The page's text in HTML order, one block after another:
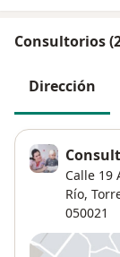
Consultorios
Dirección
Calle 19
Río,
050021